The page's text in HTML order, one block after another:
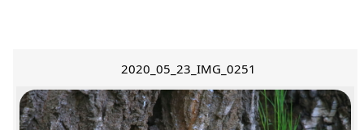
2020_05_23_IMG_0251